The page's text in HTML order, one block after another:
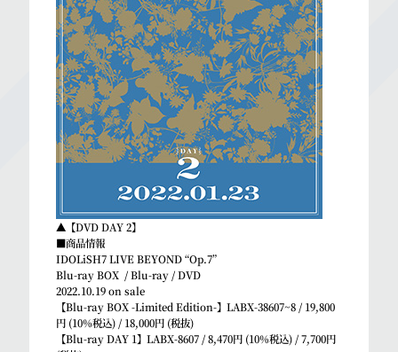
▲【DVD DAY 2】
■商品情報
IDOLiSH7 LIVE BEYOND “Op.7”
Blu-ray BOX / Blu-ray / DVD
2022.10.19 on sale
【Blu-ray BOX -Limited Edition-】LABX-38607~8 / 19,800
円 (10%税込) / 18,000円 (税抜)
【Blu-ray DAY 1】LABX-8607 / 8,470円 (10%税込) / 7,700円